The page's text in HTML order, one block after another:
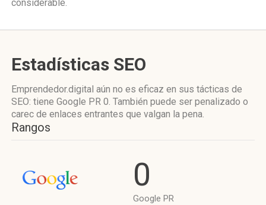
considerable.
Estadísticas SEO
Emprendedor.digital aún no es eficaz en sus tácticas de
SEO: tiene Google PR 0. También puede ser penalizado o
carec de enlaces entrantes que valgan la pena.
Rangos
0
Google PR